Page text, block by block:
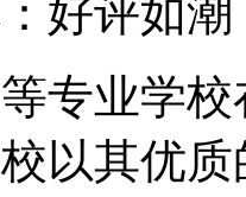
好评如
专业学
以其优